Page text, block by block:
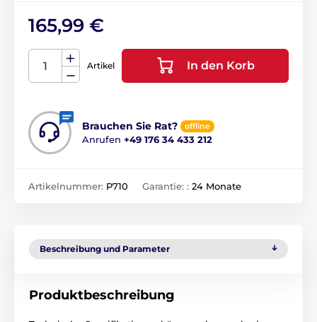
165,99 €
Artikel In den Korb
Brauchen Sie Rat? offline
Anrufen +49 176 34 433 212
Artikelnummer: P710 Garantie: : 24 Monate
Beschreibung und Parameter
Produktbeschreibung